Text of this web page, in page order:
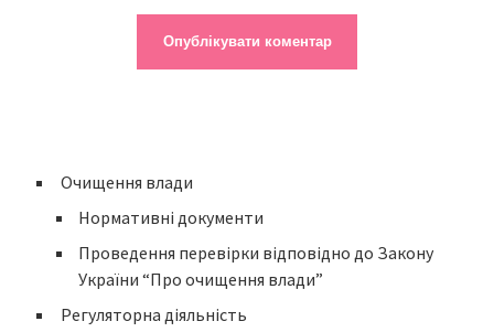
Очищення влади
Нормативні документи
Проведення перевірки відповідно до Закону
України “Про очищення влади”
Регуляторна діяльність